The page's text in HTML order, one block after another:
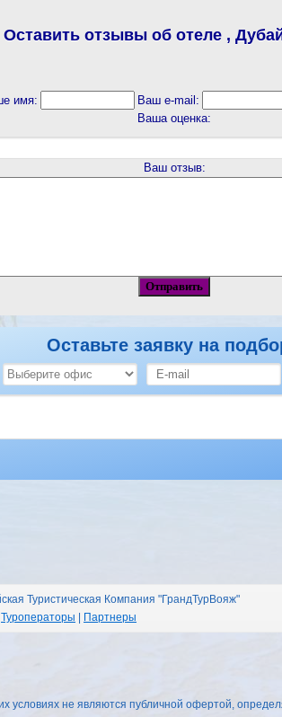
Оставить отзывы об отеле ,
имя:
Ваш e-mail:
Ваша оценка:
Ваш отзыв:
Оставьте заявку на
Туристическая Компания "ГрандТурВояж"
Туроператоры
Партнеры
не являются публичной офертой,